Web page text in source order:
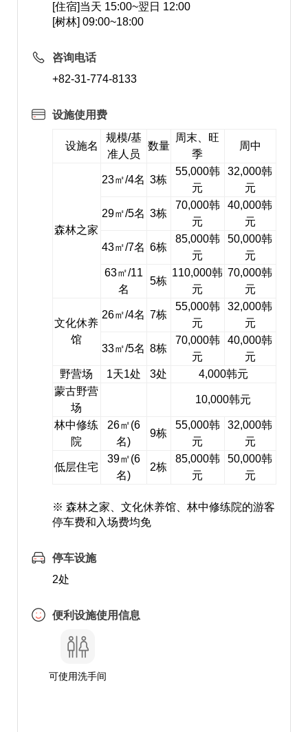
[住宿]当天 15:00~翌日 12:00
[树林] 09:00~18:00
咨询电话
+82-31-774-8133
设施使用费
设施名
规模/基
准人员
数量
周末、旺
季
周中
森林之家
23㎡/4名 3栋
55,000韩
元
32,000韩
元
29㎡/5名 3栋
70,000韩
元
40,000韩
元
43㎡/7名 6栋
85,000韩
元
50,000韩
元
63㎡/11
名
5栋
110,000韩
元
70,000韩
元
文化休养
馆
26㎡/4名 7栋
55,000韩
元
32,000韩
元
33㎡/5名 8栋
70,000韩
元
40,000韩
元
野营场
1天1处 3处
4,000韩元
蒙古野营
场
10,000韩元
林中修练
院
26㎡(6
名)
9栋
55,000韩
元
32,000韩
元
低层住宅
39㎡(6
名)
2栋
85,000韩
元
50,000韩
元
※ 森林之家、文化休养馆、林中修练院的游客
停车费和入场费均免
停车设施
2处
便利设施使用信息
可使用洗手间